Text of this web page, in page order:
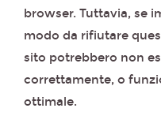
browser. Tuttavia, se
modo da rifiutare
sito potrebbero non
correttamente, o
ottimale.